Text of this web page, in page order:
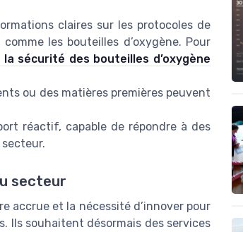
claires sur les protocoles de
les bouteilles d’oxygène. Pour
sécurité des bouteilles d’oxygène
ou des matières premières peuvent
réactif, capable de répondre à des
secteur
accrue et la nécessité d’innover pour
Ils souhaitent désormais des services